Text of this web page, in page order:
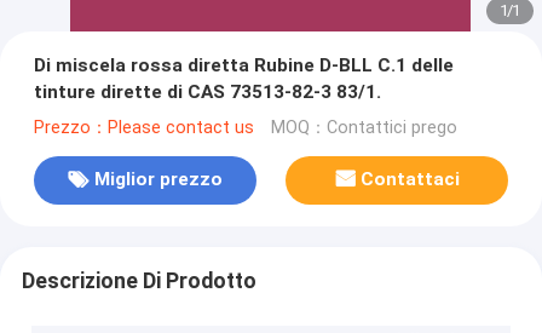
1/1
Di miscela rossa diretta Rubine D-BLL C.1 delle
tinture dirette di CAS 73513-82-3 83/1.
Prezzo：Please contact us MOQ：Contattici prego
Miglior prezzo Contattaci
Descrizione Di Prodotto